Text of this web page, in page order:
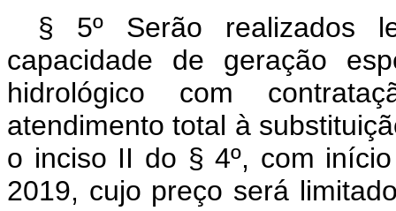
§ 5º Serão realizados
capacidade de geração
hidrológico com
atendimento total à
o inciso II do § 4º, com
2019, cujo preço será